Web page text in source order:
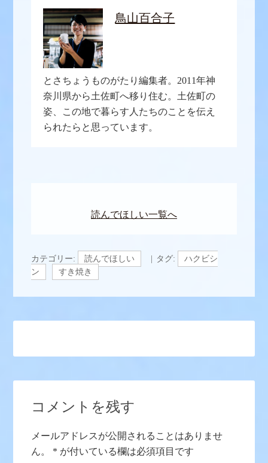
鳥山百合子
とさちょうものがたり編集者。2011年神
奈川県から土佐町へ移り住む。土佐町の
姿、この地で暮らす人たちのことを伝え
られたらと思っています。
読んでほしい一覧へ
カテゴリー: 読んでほしい タグ:
ハクビシ
ン
すき焼き
コメントを残す
メールアドレスが公開されることはありませ
ん。
* が付いている欄は必須項目です